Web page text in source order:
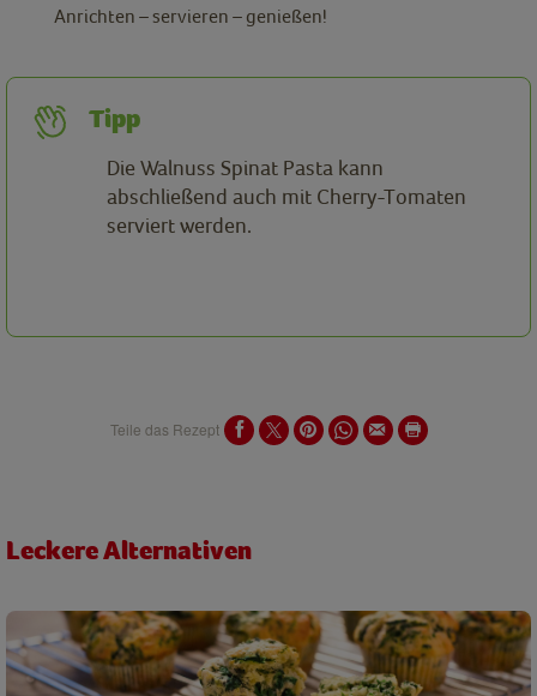
Anrichten – servieren – genießen!
Tipp
Die Walnuss Spinat Pasta kann
abschließend auch mit Cherry-Tomaten
serviert werden.
Teile das Rezept
Leckere Alternativen